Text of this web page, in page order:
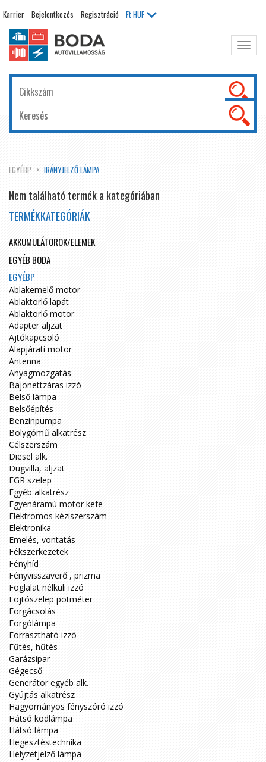
Karrier Bejelentkezés Regisztráció FtHUF
EGYÉBP IRÁNYJELZŐ LÁMPA
Nem található termék a kategóriában
TERMÉKKATEGÓRIÁK
AKKUMULÁTOROK/ELEMEK
EGYÉB BODA
EGYÉBP
Ablakemelő motor
Ablaktörlő lapát
Ablaktörlő motor
Adapter aljzat
Ajtókapcsoló
Alapjárati motor
Antenna
Anyagmozgatás
Bajonettzáras izzó
Belső lámpa
Belsőépítés
Benzinpumpa
Bolygómű alkatrész
Célszerszám
Diesel alk.
Dugvilla, aljzat
EGR szelep
Egyéb alkatrész
Egyenáramú motor kefe
Elektromos kéziszerszám
Elektronika
Emelés, vontatás
Fékszerkezetek
Fényhíd
Fényvisszaverő , prizma
Foglalat nélküli izzó
Fojtószelep potméter
Forgácsolás
Forgólámpa
Forrasztható izzó
Fűtés, hűtés
Garázsipar
Gégecső
Generátor egyéb alk.
Gyújtás alkatrész
Hagyományos fényszóró izzó
Hátsó ködlámpa
Hátsó lámpa
Hegesztéstechnika
Helyzetjelző lámpa